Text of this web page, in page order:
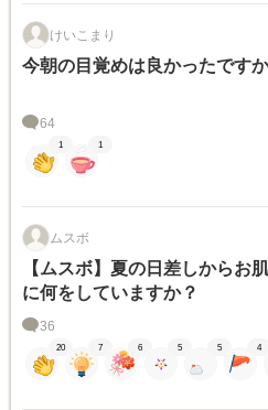
けいこまり
今朝の目覚めは良かったです
64
1 1
ムスボ
【ムスボ】夏の日差しからお
に何をしていますか？
36
20 7 6 5 5 4